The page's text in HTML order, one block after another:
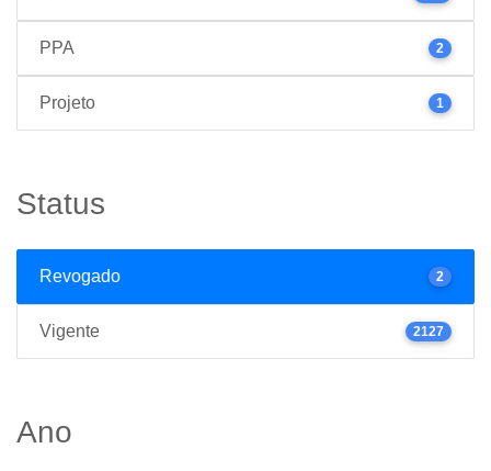
PPA 2
Projeto 1
Status
Revogado 2
Vigente 2127
Ano